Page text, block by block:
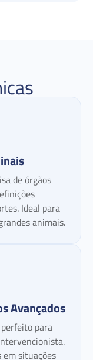
de órgãos
Ideal para
animais.
Avançados
para
em situações